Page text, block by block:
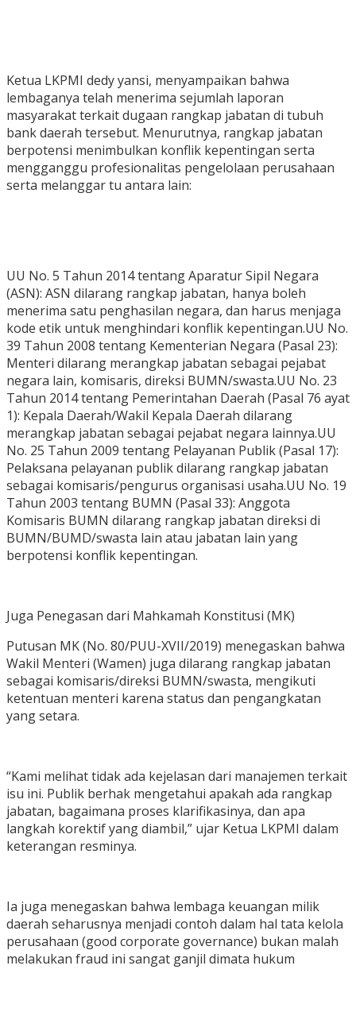
Ketua LKPMI dedy yansi, menyampaikan bahwa
lembaganya telah menerima sejumlah laporan
masyarakat terkait dugaan rangkap jabatan di tubuh
bank daerah tersebut. Menurutnya, rangkap jabatan
berpotensi menimbulkan konflik kepentingan serta
mengganggu profesionalitas pengelolaan perusahaan
serta melanggar tu antara lain:
UU No. 5 Tahun 2014 tentang Aparatur Sipil Negara
(ASN): ASN dilarang rangkap jabatan, hanya boleh
menerima satu penghasilan negara, dan harus menjaga
kode etik untuk menghindari konflik kepentingan.UU No.
39 Tahun 2008 tentang Kementerian Negara (Pasal 23):
Menteri dilarang merangkap jabatan sebagai pejabat
negara lain, komisaris, direksi BUMN/swasta.UU No. 23
Tahun 2014 tentang Pemerintahan Daerah (Pasal 76 ayat
1): Kepala Daerah/Wakil Kepala Daerah dilarang
merangkap jabatan sebagai pejabat negara lainnya.UU
No. 25 Tahun 2009 tentang Pelayanan Publik (Pasal 17):
Pelaksana pelayanan publik dilarang rangkap jabatan
sebagai komisaris/pengurus organisasi usaha.UU No. 19
Tahun 2003 tentang BUMN (Pasal 33): Anggota
Komisaris BUMN dilarang rangkap jabatan direksi di
BUMN/BUMD/swasta lain atau jabatan lain yang
berpotensi konflik kepentingan.
Juga Penegasan dari Mahkamah Konstitusi (MK)
Putusan MK (No. 80/PUU-XVII/2019) menegaskan bahwa
Wakil Menteri (Wamen) juga dilarang rangkap jabatan
sebagai komisaris/direksi BUMN/swasta, mengikuti
ketentuan menteri karena status dan pengangkatan
yang setara.
“Kami melihat tidak ada kejelasan dari manajemen terkait
isu ini. Publik berhak mengetahui apakah ada rangkap
jabatan, bagaimana proses klarifikasinya, dan apa
langkah korektif yang diambil,” ujar Ketua LKPMI dalam
keterangan resminya.
Ia juga menegaskan bahwa lembaga keuangan milik
daerah seharusnya menjadi contoh dalam hal tata kelola
perusahaan (good corporate governance) bukan malah
melakukan fraud ini sangat ganjil dimata hukum